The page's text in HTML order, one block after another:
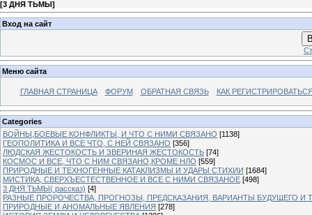
[3 ДНЯ ТЬМЫ]
Вход на сайт
Меню сайта
ГЛАВНАЯ СТРАНИЦА ФОРУМ ОБРАТНАЯ СВЯЗЬ КАК
Categories
ВОЙНЫ,БОЕВЫЕ КОНФЛИКТЫ, И ЧТО С НИМИ СВЯЗАНО [1138]
ГЕОПОЛИТИКА И ВСЕ ЧТО, С НЕЙ СВЯЗАНО [356]
ЛЮДСКАЯ ЖЕСТОКОСТЬ И ЗВЕРИНАЯ ЖЕСТОКОСТЬ [74]
КОСМОС И ВСЕ, ЧТО С НИМ СВЯЗАНО,КРОМЕ НЛО [559]
ПРИРОДНЫЕ И ТЕХНОГЕННЫЕ КАТАКЛИЗМЫ И УДАРЫ СТИХИИ [1684]
МИСТИКА, СВЕРХЪЕСТЕСТВЕННОЕ И ВСЕ С НИМИ СВЯЗАНОЕ [498]
3 ДНЯ ТЬМЫ( рассказ) [4]
РАЗНЫЕ ПРОРОЧЕСТВА, ПРОГНОЗЫ, ПРЕДСКАЗАНИЯ, ВАРИАНТЫ БУДУЩЕГО И
ПРИРОДНЫЕ И АНОМАЛЬНЫЕ ЯВЛЕНИЯ [278]